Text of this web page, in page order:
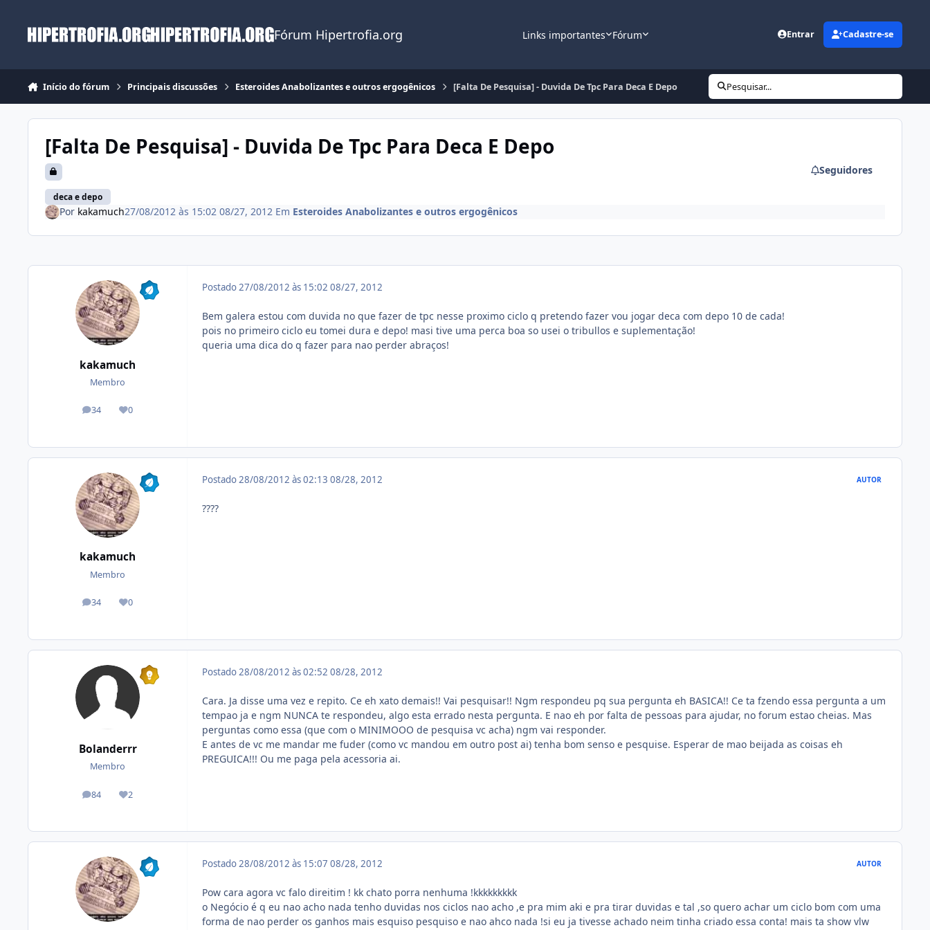
Fórum Hipertrofia.org Links importantes Fórum Entrar Cadastre-se
Início do fórum Principais discussões Esteroides Anabolizantes e outros ergogênicos [Falta De Pesquisa] - Duvida De Tpc Para Deca E Depo Pesquisar...
[Falta De Pesquisa] - Duvida De Tpc Para Deca E Depo
deca e depo
Seguidores
Por kakamuch27/08/2012 às 15:02 08/27, 2012 Em Esteroides Anabolizantes e outros ergogênicos
kakamuch
Membro
34
posts 0
Reputação
Postado27/08/2012 às 15:02 08/27, 2012
Bem galera estou com duvida no que fazer de tpc nesse proximo ciclo q pretendo fazer vou jogar deca com depo 10 de cada!
pois no primeiro ciclo eu tomei dura e depo! masi tive uma perca boa so usei o tribullos e suplementação!
queria uma dica do q fazer para nao perder abraços!
kakamuch
Membro
34
posts 0
Reputação
Postado28/08/2012 às 02:13 08/28, 2012 AUTOR
????
Bolanderrr
Membro
84
posts 2
Reputação
Postado28/08/2012 às 02:52 08/28, 2012
Cara. Ja disse uma vez e repito. Ce eh xato demais!! Vai pesquisar!! Ngm respondeu pq sua pergunta eh BASICA!! Ce ta fzendo essa pergunta a um
tempao ja e ngm NUNCA te respondeu, algo esta errado nesta pergunta. E nao eh por falta de pessoas para ajudar, no forum estao cheias. Mas
perguntas como essa (que com o MINIMOOO de pesquisa vc acha) ngm vai responder.
E antes de vc me mandar me fuder (como vc mandou em outro post ai) tenha bom senso e pesquise. Esperar de mao beijada as coisas eh
PREGUICA!!! Ou me paga pela acessoria ai.
Postado28/08/2012 às 15:07 08/28, 2012 AUTOR
Pow cara agora vc falo direitim ! kk chato porra nenhuma !kkkkkkkkk
o Negócio é q eu nao acho nada tenho duvidas nos ciclos nao acho ,e pra mim aki e pra tirar duvidas e tal ,so quero achar um ciclo bom com uma
forma de nao perder os ganhos mais esquiso pesquiso e nao ahco nada !si eu ja tivesse achado neim tinha criado essa conta! mais ta show vlw